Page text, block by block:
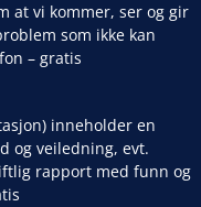
at vi kommer, ser og gir
som ikke kan
– gratis
inneholder en
og veiledning, evt.
rapport med funn og